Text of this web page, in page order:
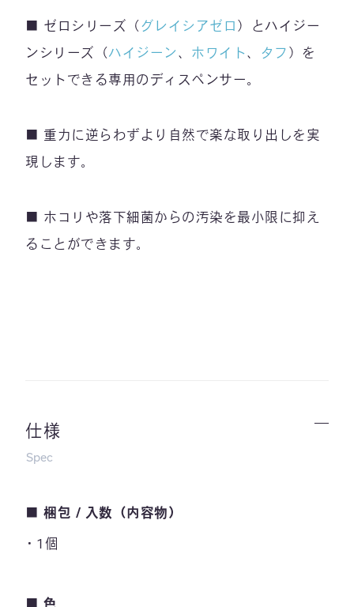
■ ゼロシリーズ（ グレイシアゼロ ）とハイジー
ンシリーズ（ハイジーン、 ホワイト、 タフ ）を
セットできる専用のディスペンサー。
■ 重力に逆らわずより自然で楽な取り出しを実
現します。
■ ホコリや落下細菌からの汚染を最小限に抑え
ることができます。
仕様
Spec
■ 梱包 / 入数（内容物）
1個
■ 色